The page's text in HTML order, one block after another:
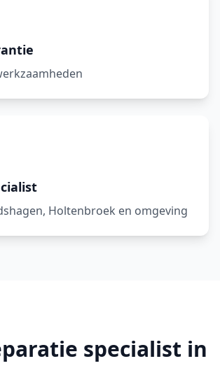
Holtenbroek en omgeving
specialist in